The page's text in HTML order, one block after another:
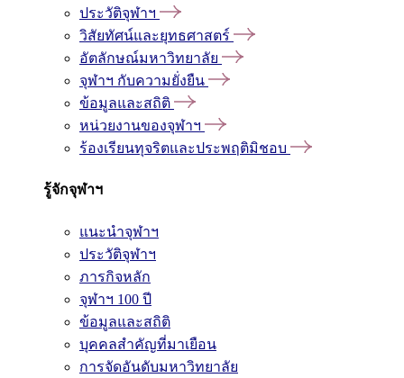
ประวัติจุฬาฯ
วิสัยทัศน์และยุทธศาสตร์
อัตลักษณ์มหาวิทยาลัย
จุฬาฯ กับความยั่งยืน
ข้อมูลและสถิติ
หน่วยงานของจุฬาฯ
ร้องเรียนทุจริตและประพฤติมิชอบ
รู้จักจุฬาฯ
แนะนำจุฬาฯ
ประวัติจุฬาฯ
ภารกิจหลัก
จุฬาฯ 100 ปี
ข้อมูลและสถิติ
บุคคลสำคัญที่มาเยือน
การจัดอันดับมหาวิทยาลัย